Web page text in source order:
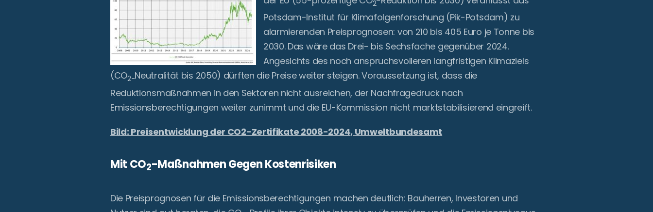
2
Potsdam-Institut für Klimafolgenforschung (Pik-Potsdam) zu
alarmierenden Preisprognosen: von 210 bis 405 Euro je Tonne bis
2030. Das wäre das Drei- bis Sechsfache gegenüber 2024.
Angesichts des noch anspruchsvolleren langfristigen Klimaziels
(CO2-Neutralität bis 2050) dürften die Preise weiter steigen. Voraussetzung ist, dass die
Reduktionsmaßnahmen in den Sektoren nicht ausreichen, der Nachfragedruck nach
Emissionsberechtigungen weiter zunimmt und die EU-Kommission nicht marktstabilisierend eingreift.
Bild: Preisentwicklung der CO2-Zertifikate 2008-2024, Umweltbundesamt
Mit CO2-Maßnahmen Gegen Kostenrisiken
Die Preisprognosen für die Emissionsberechtigungen machen deutlich: Bauherren, Investoren und